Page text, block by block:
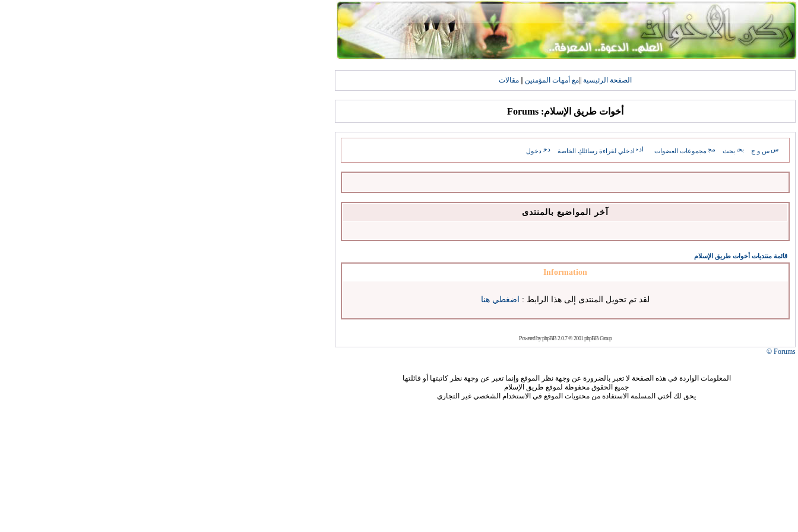
الصفحة الرئيسية مع أمهات المؤمنين مقالات
أخوات طريق الإسلام: Forums
س و ج بحث مجموعات العضوات ادخلي لقراءة رسائلكِ الخاصة دخول
آخر المواضيع بالمنتدى
قائمة منتديات أخوات طريق الإسلام
Information
لقد تم تحويل المنتدى إلى هذا الرابط : اضغطي هنا
Powered byphpBB2.0.7 © 2001 phpBB Group
Forums ©
المعلومات الواردة في هذه الصفحة لا تعبر بالضرورة عن وجهة نظر الموقع وإنما تعبر عن وجهة نظر كاتبتها أو قائلتها
جميع الحقوق محفوظة لموقع طريق الإسلام
يحق لك أختي المسلمة الاستفادة من محتويات الموقع في الاستخدام الشخصي غير التجاري